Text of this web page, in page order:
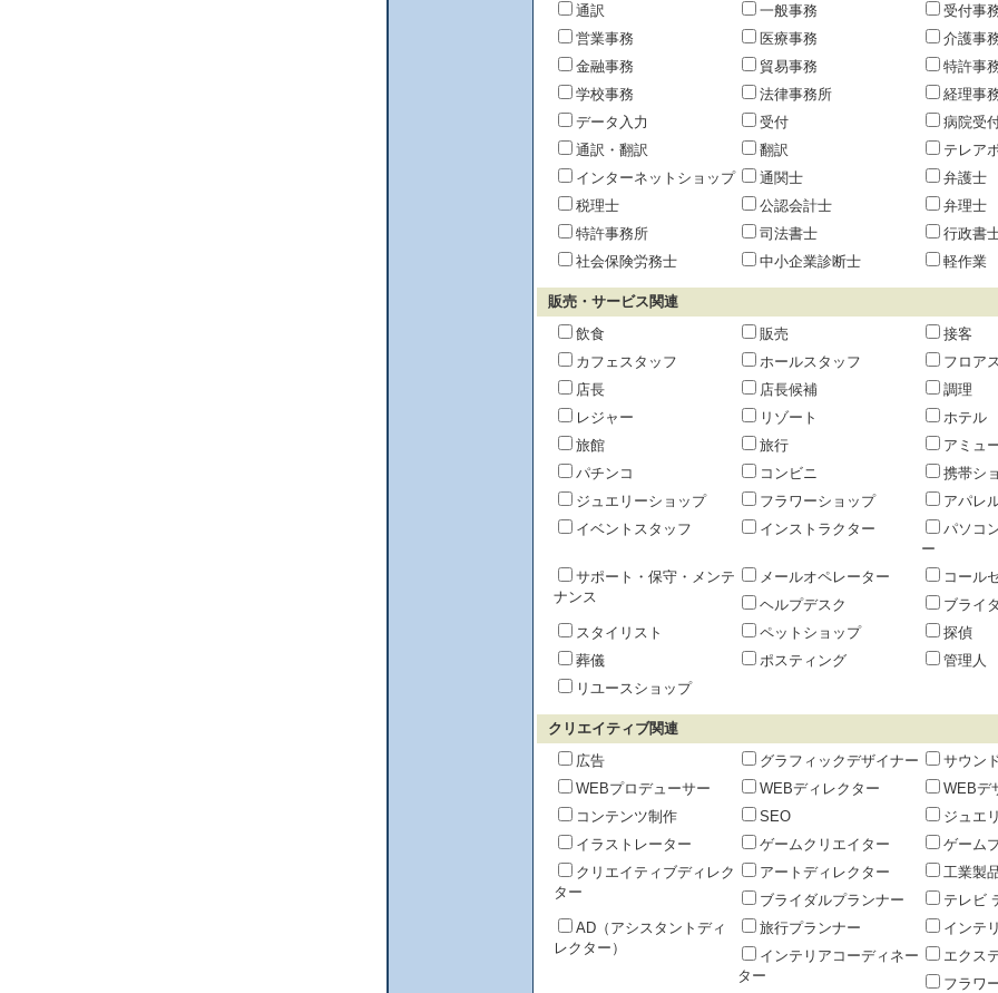
通訳
一般事務
受付事
営業事務
医療事務
介護事
金融事務
貿易事務
特許事
学校事務
法律事務所
経理事
データ入力
受付
病院受
通訳・翻訳
翻訳
テレア
インターネットショップ
通関士
弁護士
税理士
公認会計士
弁理士
特許事務所
司法書士
行政書
社会保険労務士
中小企業診断士 軽作業
販売・サービス関連
飲食
販売
接客
カフェスタッフ
ホールスタッフ
フロア
店長
店長候補
調理
レジャー
リゾート
ホテル
旅館
旅行
アミュ
パチンコ
コンビニ
携帯シ
ジュエリーショップ
フラワーショップ
アパレ
イベントスタッフ
インストラクター
パソコ
ー
サポート・保守・メンテ
ナンス
メールオペレーター
コール
ヘルプデスク
ブライ
スタイリスト
ペットショップ
探偵
葬儀
ポスティング
管理人
リユースショップ
クリエイティブ関連
広告
グラフィックデザイナー
サウン
WEBプロデューサー
WEBディレクター
WEBデ
コンテンツ制作
SEO
ジュエ
イラストレーター
ゲームクリエイター
ゲーム
クリエイティブディレク
ター
アートディレクター
工業製
ブライダルプランナー
テレビ
AD（アシスタントディ
レクター）
旅行プランナー
インテ
インテリアコーディネー
ター
エクス
フラワ